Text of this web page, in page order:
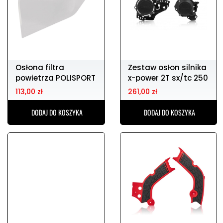
Osłona filtra
powietrza POLISPORT
KTM SX 85
113,00 zł
DODAJ DO KOSZYKA
Zestaw osłon silnika
x-power 2T sx/tc 250
2019
261,00 zł
DODAJ DO KOSZYKA